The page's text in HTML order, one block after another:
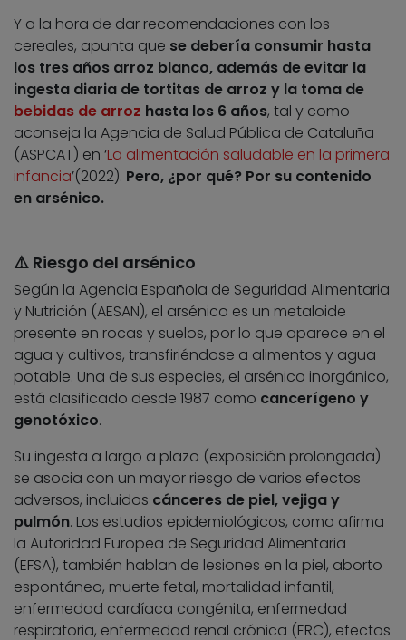
Y a la hora de dar recomendaciones con los
cereales, apunta que se debería consumir hasta
los tres años arroz blanco, además de evitar la
ingesta diaria de tortitas de arroz y la toma de
bebidas de arroz hasta los 6 años, tal y como
aconseja la Agencia de Salud Pública de Cataluña
(ASPCAT) en ‘La alimentación saludable en la primera
infancia’(2022). Pero, ¿por qué? Por su contenido
en arsénico.
⚠️​ Riesgo del arsénico
Según la Agencia Española de Seguridad Alimentaria
y Nutrición (AESAN), el arsénico es un metaloide
presente en rocas y suelos, por lo que aparece en el
agua y cultivos, transfiriéndose a alimentos y agua
potable. Una de sus especies, el arsénico inorgánico,
está clasificado desde 1987 como cancerígeno y
genotóxico.
Su ingesta a largo a plazo (exposición prolongada)
se asocia con un mayor riesgo de varios efectos
adversos, incluidos cánceres de piel, vejiga y
pulmón. Los estudios epidemiológicos, como afirma
la Autoridad Europea de Seguridad Alimentaria
(EFSA), también hablan de lesiones en la piel, aborto
espontáneo, muerte fetal, mortalidad infantil,
enfermedad cardíaca congénita, enfermedad
respiratoria, enfermedad renal crónica (ERC), efectos